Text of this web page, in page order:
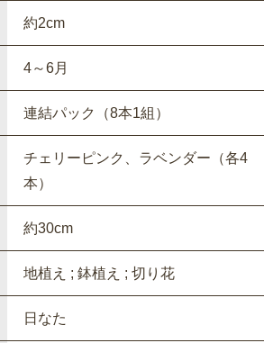
約2cm
4～6月
連結パック（8本1組）
チェリーピンク、ラベンダー（各4
本）
約30cm
地植え ; 鉢植え ; 切り花
日なた